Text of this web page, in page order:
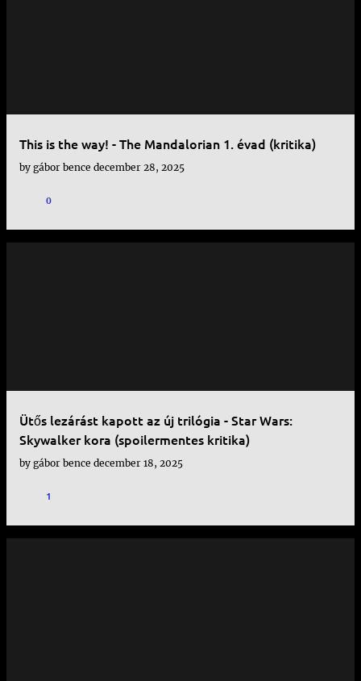
This is the way! - The Mandalorian 1. évad (kritika)
by gábor bence december 28, 2025
0
Ütős lezárást kapott az új trilógia - Star Wars:
Skywalker kora (spoilermentes kritika)
by gábor bence december 18, 2025
1